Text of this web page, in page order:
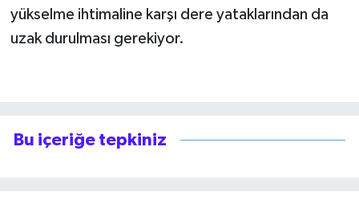
yükselme ihtimaline karşı dere yataklarından da
uzak durulması gerekiyor.
Bu içeriğe tepkiniz